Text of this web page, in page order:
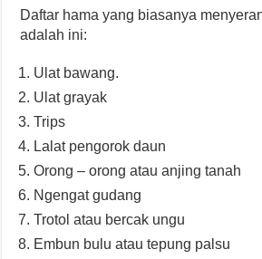
Daftar hama yang biasanya
adalah ini:
Ulat bawang.
Ulat grayak
Trips
Lalat pengorok daun
Orong – orong atau anjing tanah
Ngengat gudang
Trotol atau bercak ungu
Embun bulu atau tepung palsu